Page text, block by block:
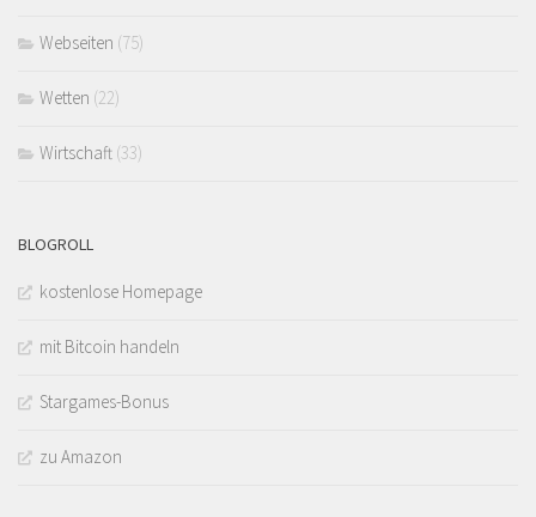
Webseiten (75)
Wetten (22)
Wirtschaft (33)
BLOGROLL
kostenlose Homepage
mit Bitcoin handeln
Stargames-Bonus
zu Amazon